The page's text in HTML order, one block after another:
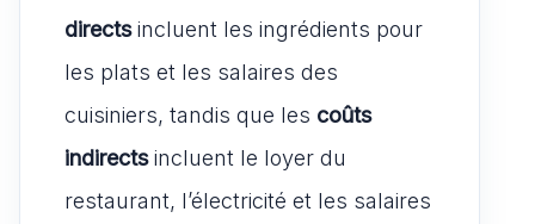
directsincluent les ingrédients pour
les plats et les salaires des
cuisiniers, tandis que les coûts
indirectsincluent le loyer du
restaurant, l’électricité et les salaires